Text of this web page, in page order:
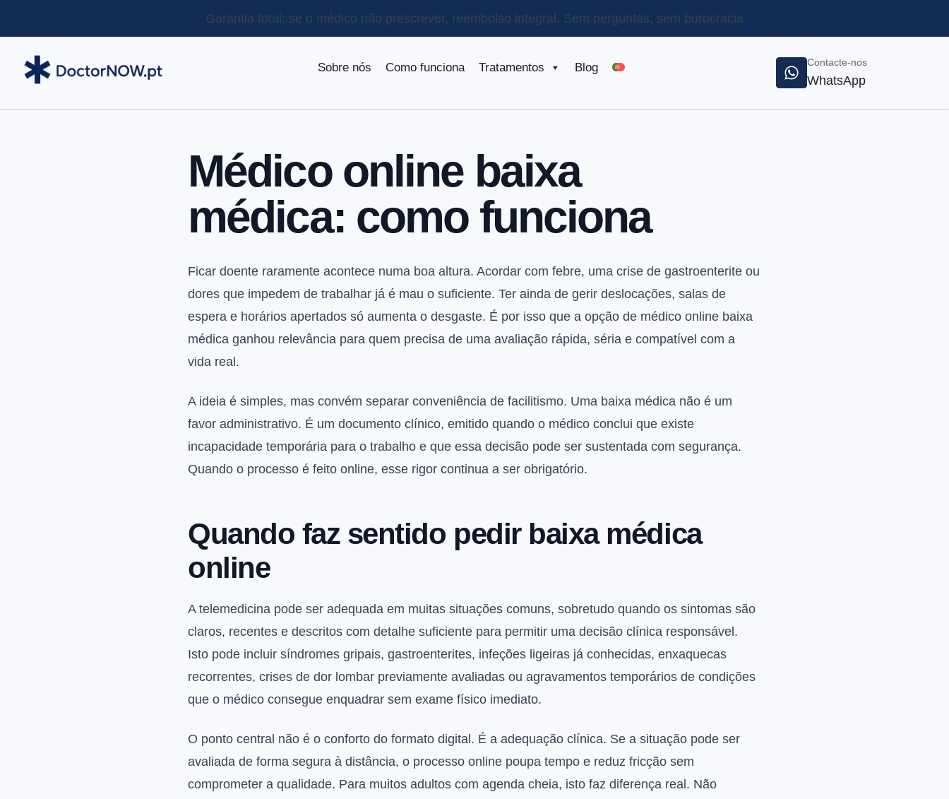
Garantia total: se o médico não prescrever, reembolso integral. Sem perguntas, sem burocracia
Sobre nós Como funciona Tratamentos Blog Contacte-nos
WhatsApp
Médico online baixa
médica: como funciona
Ficar doente raramente acontece numa boa altura. Acordar com febre, uma crise de gastroenterite ou
dores que impedem de trabalhar já é mau o suficiente. Ter ainda de gerir deslocações, salas de
espera e horários apertados só aumenta o desgaste. É por isso que a opção de médico online baixa
médica ganhou relevância para quem precisa de uma avaliação rápida, séria e compatível com a
vida real.
A ideia é simples, mas convém separar conveniência de facilitismo. Uma baixa médica não é um
favor administrativo. É um documento clínico, emitido quando o médico conclui que existe
incapacidade temporária para o trabalho e que essa decisão pode ser sustentada com segurança.
Quando o processo é feito online, esse rigor continua a ser obrigatório.
Quando faz sentido pedir baixa médica
online
A telemedicina pode ser adequada em muitas situações comuns, sobretudo quando os sintomas são
claros, recentes e descritos com detalhe suficiente para permitir uma decisão clínica responsável.
Isto pode incluir síndromes gripais, gastroenterites, infeções ligeiras já conhecidas, enxaquecas
recorrentes, crises de dor lombar previamente avaliadas ou agravamentos temporários de condições
que o médico consegue enquadrar sem exame físico imediato.
O ponto central não é o conforto do formato digital. É a adequação clínica. Se a situação pode ser
avaliada de forma segura à distância, o processo online poupa tempo e reduz fricção sem
comprometer a qualidade. Para muitos adultos com agenda cheia, isto faz diferença real. Não